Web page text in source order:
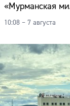
«Мурманская
10:08 – 7 августа